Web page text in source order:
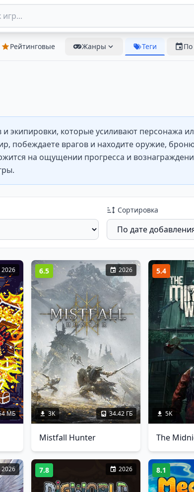
Рейтинговые Жанры Теги По
экипировки, которые усиливают персонажа
побеждаете врагов и находите оружие,
на ощущении прогресса и
Сортировка
2026
МБ
6.5 2026
3K 34.42 ГБ
Mistfall Hunter
5.4
5K
The
2026 7.8 2026 8.1